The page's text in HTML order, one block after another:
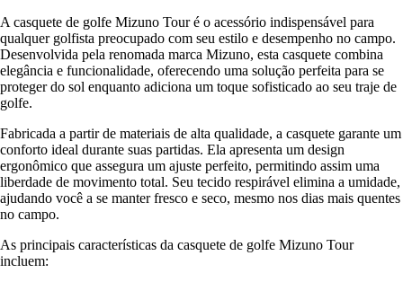
A casquete de golfe Mizuno Tour é o acessório indispensável para
qualquer golfista preocupado com seu estilo e desempenho no campo.
Desenvolvida pela renomada marca Mizuno, esta casquete combina
elegância e funcionalidade, oferecendo uma solução perfeita para se
proteger do sol enquanto adiciona um toque sofisticado ao seu traje de
golfe.
Fabricada a partir de materiais de alta qualidade, a casquete garante um
conforto ideal durante suas partidas. Ela apresenta um design
ergonômico que assegura um ajuste perfeito, permitindo assim uma
liberdade de movimento total. Seu tecido respirável elimina a umidade,
ajudando você a se manter fresco e seco, mesmo nos dias mais quentes
no campo.
As principais características da casquete de golfe Mizuno Tour
incluem: